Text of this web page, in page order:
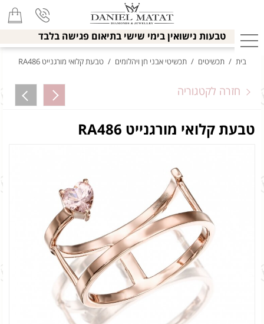
טבעות נישואין בימי שישי בתיאום פגישה בלבד
בית / תכשיטים / תכשיטי אבני חן ויהלומים / טבעת קלואי מורגנייט RA486
חזרה לקטגוריה
טבעת קלואי מורגנייט RA486